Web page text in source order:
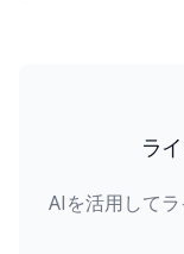
ラ
AIを活用して